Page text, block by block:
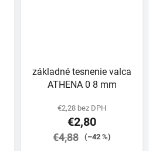
základné tesnenie valca
ATHENA 0 8 mm
€2,28 bez DPH
€2,80
€4,88 (–42 %)